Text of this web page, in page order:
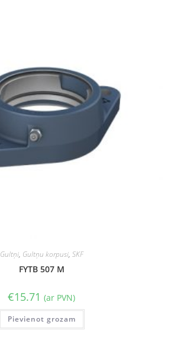
Gultņi, Gultņu korpusi, SKF
FYTB 507 M
€15.71 (ar PVN)
Pievienot grozam